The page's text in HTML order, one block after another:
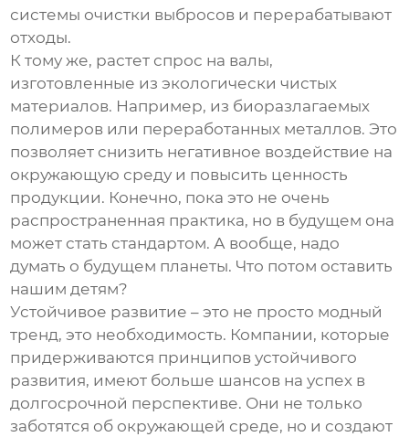
системы очистки выбросов и перерабатывают
отходы.
К тому же, растет спрос на валы,
изготовленные из экологически чистых
материалов. Например, из биоразлагаемых
полимеров или переработанных металлов. Это
позволяет снизить негативное воздействие на
окружающую среду и повысить ценность
продукции. Конечно, пока это не очень
распространенная практика, но в будущем она
может стать стандартом. А вообще, надо
думать о будущем планеты. Что потом оставить
нашим детям?
Устойчивое развитие – это не просто модный
тренд, это необходимость. Компании, которые
придерживаются принципов устойчивого
развития, имеют больше шансов на успех в
долгосрочной перспективе. Они не только
заботятся об окружающей среде, но и создают